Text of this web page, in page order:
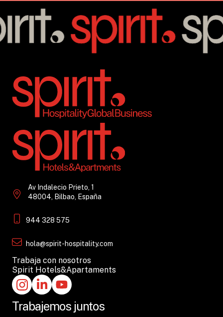
Av Indalecio Prieto, 1
48004, Bilbao, España
944 328 575
hola@spirit-hospitality.com
Trabaja con nosotros
Spirit Hotels&Apartaments
Trabajemos juntos